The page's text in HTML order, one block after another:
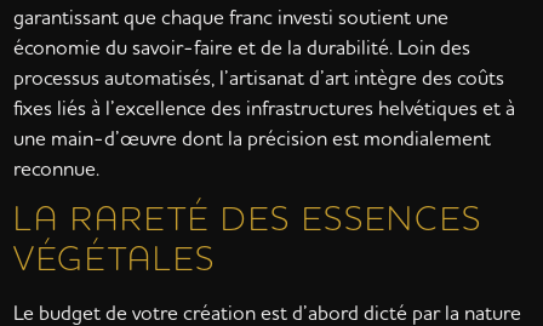
garantissant que chaque franc investi soutient une
économie du savoir-faire et de la durabilité. Loin des
processus automatisés, l’artisanat d’art intègre des coûts
fixes liés à l’excellence des infrastructures helvétiques et à
une main-d’œuvre dont la précision est mondialement
reconnue.
LA RARETÉ DES ESSENCES
VÉGÉTALES
Le budget de votre création est d’abord dicté par la nature